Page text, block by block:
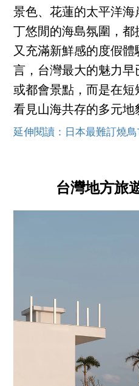
景色、花蓮的太平洋
丁悠閒的海島氛圍，
又充滿新鮮感的度假
言，台灣最大的魅力
或都會景點，而是在
看見山海共存的多元地
延伸閱讀：日本最難訂燒鳥
台灣地方旅